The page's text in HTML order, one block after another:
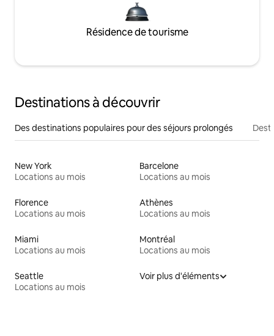
Résidence de tourisme
Destinations à découvrir
Des destinations populaires pour des séjours prolongés
New York
Locations au mois
Barcelone
Locations au mois
Florence
Locations au mois
Athènes
Locations au mois
Miami
Locations au mois
Montréal
Locations au mois
Seattle
Locations au mois
Voir plus d'éléments